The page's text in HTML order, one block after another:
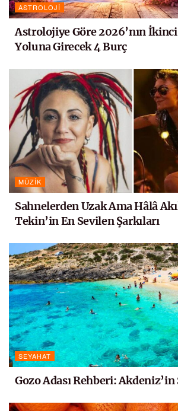
ASTROLOJI
Astrolojiye Göre 2026’nın İkinci
Yoluna Girecek 4 Burç
MÜZIK
Sahnelerden Uzak Ama Hâlâ
Tekin’in En Sevilen Şarkıları
SEYAHAT
Gozo Adası Rehberi: